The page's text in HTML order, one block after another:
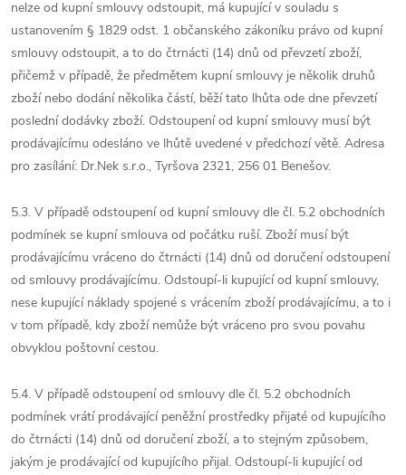
nelze od kupní smlouvy odstoupit, má kupující v souladu s
ustanovením § 1829 odst. 1 občanského zákoníku právo od kupní
smlouvy odstoupit, a to do čtrnácti (14) dnů od převzetí zboží,
přičemž v případě, že předmětem kupní smlouvy je několik druhů
zboží nebo dodání několika částí, běží tato lhůta ode dne převzetí
poslední dodávky zboží. Odstoupení od kupní smlouvy musí být
prodávajícímu odesláno ve lhůtě uvedené v předchozí větě. Adresa
pro zasílání: Dr.Nek s.r.o., Tyršova 2321, 256 01 Benešov.
5.3. V případě odstoupení od kupní smlouvy dle čl. 5.2 obchodních
podmínek se kupní smlouva od počátku ruší. Zboží musí být
prodávajícímu vráceno do čtrnácti (14) dnů od doručení odstoupení
od smlouvy prodávajícímu. Odstoupí-li kupující od kupní smlouvy,
nese kupující náklady spojené s vrácením zboží prodávajícímu, a to i
v tom případě, kdy zboží nemůže být vráceno pro svou povahu
obvyklou poštovní cestou.
5.4. V případě odstoupení od smlouvy dle čl. 5.2 obchodních
podmínek vrátí prodávající peněžní prostředky přijaté od kupujícího
do čtrnácti (14) dnů od doručení zboží, a to stejným způsobem,
jakým je prodávající od kupujícího přijal. Odstoupí-li kupující od